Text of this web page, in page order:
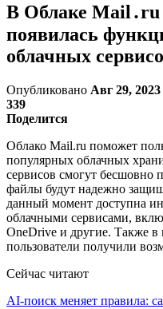
В Облаке Mail․ru
появилась
облачных
Опубликовано Авг 29, 2023
339
Поделится
Облако Mail.ru поможет
популярных облачных
сервисов смогут бесшовно
файлы будут надежно
данный момент доступна
облачными сервисами,
OneDrive и другие. Также в
пользователи получили
Сейчас читают
AI-поиск меняет правила: